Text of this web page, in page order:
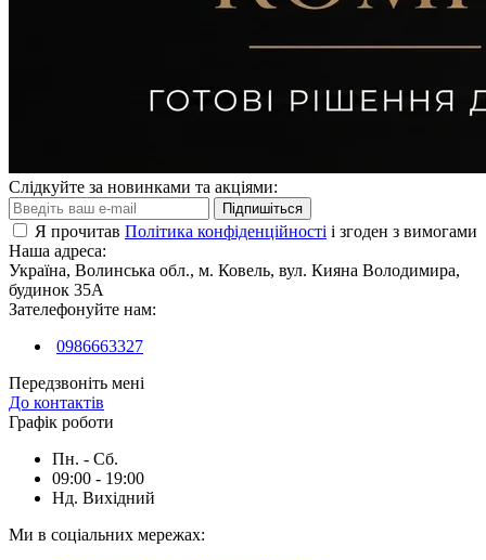
Слідкуйте за новинками та акціями:
Підпишіться
Я прочитав Політика конфіденційності і згоден з вимогами
Наша адреса:
Україна, Волинська обл., м. Ковель, вул. Кияна Володимира,
будинок 35А
Зателефонуйте нам:
0986663327
Передзвоніть мені
До контактів
Графік роботи
Пн. - Сб.
09:00 - 19:00
Нд. Вихідний
Ми в соціальних мережах: